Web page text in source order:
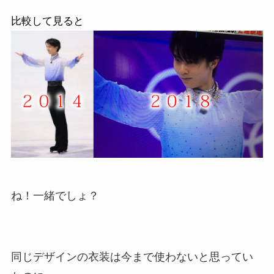
比較して見ると
ね！一緒でしょ？
同じデザインの衣装は今まで使わないと思ってい